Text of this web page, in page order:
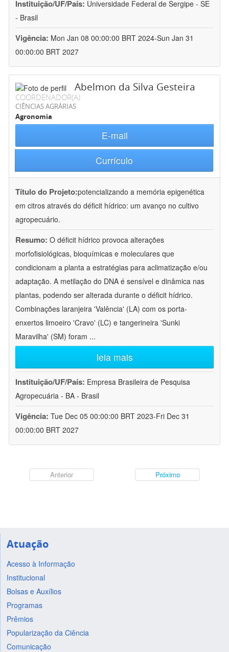
Instituição/UF/País: Universidade Federal de Sergipe - SE
- Brasil
Vigência: Mon Jan 08 00:00:00 BRT 2024-Sun Jan 31
00:00:00 BRT 2027
Abelmon da Silva Gesteira
COORDENADOR(A)
CIÊNCIAS AGRÁRIAS
Agronomia
E-mail
Currículo
Título do Projeto:potencializando a memória epigenética
em citros através do déficit hídrico: um avanço no cultivo
agropecuário.
Resumo: O déficit hídrico provoca alterações
morfofisiológicas, bioquímicas e moleculares que
condicionam a planta a estratégias para aclimatização e/ou
adaptação. A metilação do DNA é sensível e dinâmica nas
plantas, podendo ser alterada durante o déficit hídrico.
Combinações laranjeira 'Valência' (LA) com os porta-
enxertos limoeiro 'Cravo' (LC) e tangerineira 'Sunki
Maravilha' (SM) foram ...
leia mais
Instituição/UF/País: Empresa Brasileira de Pesquisa
Agropecuária - BA - Brasil
Vigência: Tue Dec 05 00:00:00 BRT 2023-Fri Dec 31
00:00:00 BRT 2027
Anterior Próximo
Atuação
Acesso à Informação
Institucional
Bolsas e Auxílios
Programas
Prêmios
Popularização da Ciência
Comunicação